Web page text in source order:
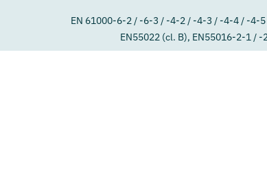
EN 61000-6-2 / -6-3 / -4-2 / -4-3 / -4-4 / -4-
EN55022 (cl. B), EN55016-2-1 / -